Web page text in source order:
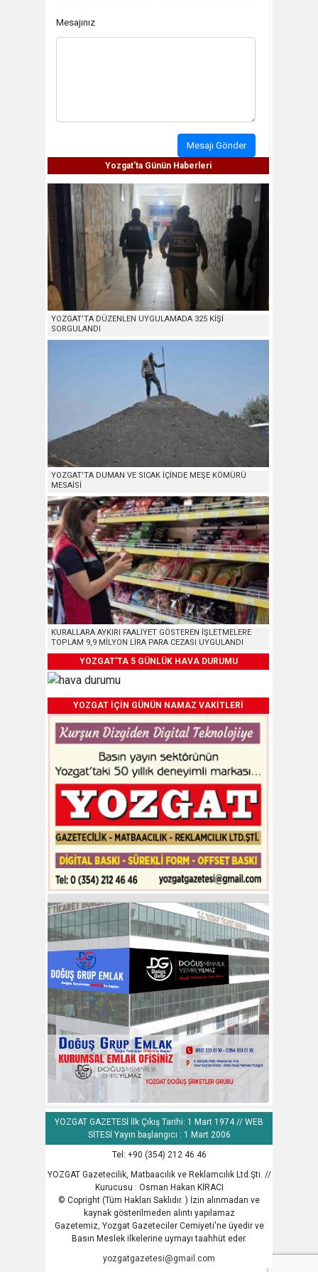
Mesajınız
Mesajı Gönder
Yozgat'ta Günün Haberleri
YOZGAT’TA DÜZENLEN UYGULAMADA 325 KİŞİ
SORGULANDI
YOZGAT’TA DUMAN VE SICAK İÇİNDE MEŞE KÖMÜRÜ
MESAİSİ
KURALLARA AYKIRI FAALİYET GÖSTEREN İŞLETMELERE
TOPLAM 9,9 MİLYON LİRA PARA CEZASI UYGULANDI
YOZGAT'TA 5 GÜNLÜK HAVA DURUMU
YOZGAT İÇİN GÜNÜN NAMAZ VAKİTLERİ
YOZGAT GAZETESİ İlk Çıkış Tarihi: 1 Mart 1974 // WEB
SİTESİ Yayın başlangıcı : 1 Mart 2006
Tel: +90 (354) 212 46 46
YOZGAT Gazetecilik, Matbaacılık ve Reklamcılık Ltd.Şti. //
Kurucusu : Osman Hakan KİRACI
© Copright (Tüm Hakları Saklıdır. ) İzin alınmadan ve
kaynak gösterilmeden alıntı yapılamaz
Gazetemiz, Yozgat Gazeteciler Cemiyeti'ne üyedir ve
Basın Meslek ilkelerine uymayı taahhüt eder.
yozgatgazetesi@gmail.com